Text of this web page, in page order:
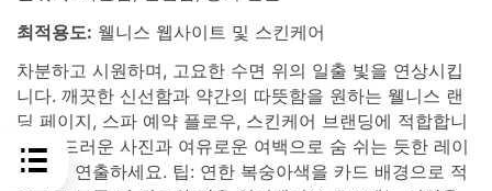
최적용도: 웰니스 웹사이트 및 스킨케어
차분하고 시원하며, 고요한 수면 위의 일출 빛을 연상시킵
니다. 깨끗한 신선함과 약간의 따뜻함을 원하는 웰니스 랜
딩 페이지, 스파 예약 플로우, 스킨케어 브랜딩에 적합합니
다. 부드러운 사진과 여유로운 여백으로 숨 쉬는 듯한 레이
아웃을 연출하세요. 팁: 연한 복숭아색을 카드 배경으로 적